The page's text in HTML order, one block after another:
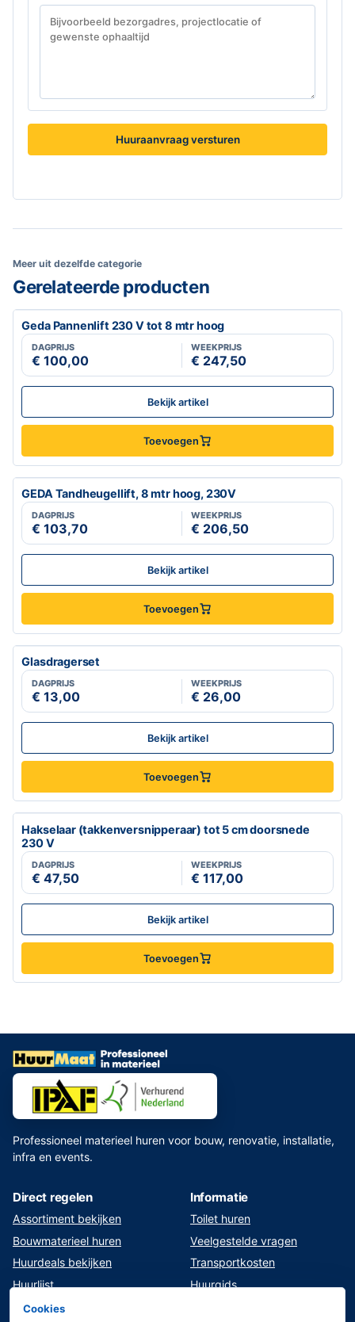
Huuraanvraag versturen
Meer uit dezelfde categorie
Gerelateerde producten
Geda Pannenlift 230 V tot 8 mtr hoog
DAGPRIJS
€ 100,00
WEEKPRIJS
€ 247,50
Bekijk artikel
Toevoegen
GEDA Tandheugellift, 8 mtr hoog, 230V
DAGPRIJS
€ 103,70
WEEKPRIJS
€ 206,50
Bekijk artikel
Toevoegen
Glasdragerset
DAGPRIJS
€ 13,00
WEEKPRIJS
€ 26,00
Bekijk artikel
Toevoegen
Hakselaar (takkenversnipperaar) tot 5 cm doorsnede
230 V
DAGPRIJS
€ 47,50
WEEKPRIJS
€ 117,00
Bekijk artikel
Toevoegen
Professioneel materieel huren voor bouw, renovatie, installatie,
infra en events.
Direct regelen
Assortiment bekijken
Bouwmaterieel huren
Huurdeals bekijken
Huurlijst
Klant worden
Informatie
Toilet huren
Veelgestelde vragen
Transportkosten
Huurgids
Cookies